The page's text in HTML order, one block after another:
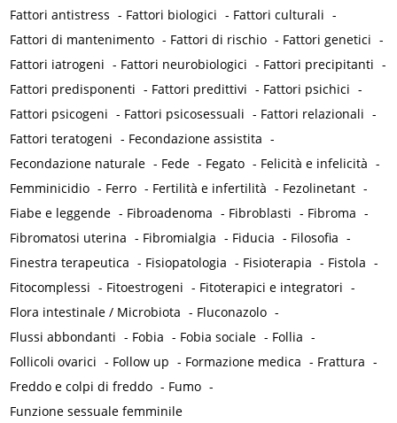
Fattori antistress - Fattori biologici - Fattori culturali -
Fattori di mantenimento - Fattori di rischio - Fattori genetici -
Fattori iatrogeni - Fattori neurobiologici - Fattori precipitanti -
Fattori predisponenti - Fattori predittivi - Fattori psichici -
Fattori psicogeni - Fattori psicosessuali - Fattori relazionali -
Fattori teratogeni - Fecondazione assistita -
Fecondazione naturale - Fede - Fegato - Felicità e infelicità -
Femminicidio - Ferro - Fertilità e infertilità - Fezolinetant -
Fiabe e leggende - Fibroadenoma - Fibroblasti - Fibroma -
Fibromatosi uterina - Fibromialgia - Fiducia - Filosofia -
Finestra terapeutica - Fisiopatologia - Fisioterapia - Fistola -
Fitocomplessi - Fitoestrogeni - Fitoterapici e integratori -
Flora intestinale / Microbiota - Fluconazolo -
Flussi abbondanti - Fobia - Fobia sociale - Follia -
Follicoli ovarici - Follow up - Formazione medica - Frattura -
Freddo e colpi di freddo - Fumo -
Funzione sessuale femminile